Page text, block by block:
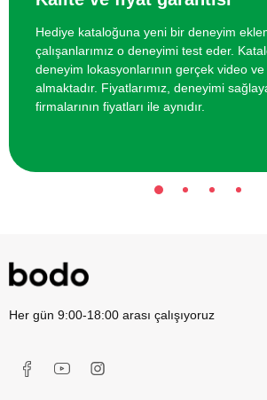
Hediye kataloğuna yeni bir deneyim
çalışanlarımız o deneyimi test eder.
deneyim lokasyonlarının gerçek video
almaktadır. Fiyatlarımız, deneyimi
firmalarının fiyatları ile aynıdır.
Her gün 9:00-18:00 arası çalışıyoruz